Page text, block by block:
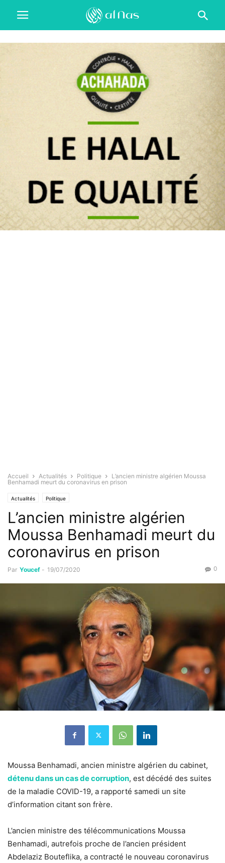
Accueil Actualités Politique
L’ancien ministre algérien Moussa
Benhamadi meurt du coronavirus en prison
Actualités Politique
L’ancien ministre algérien
Moussa Benhamadi meurt du
coronavirus en prison
Par Youcef - 19/07/2020 0
Moussa Benhamadi, ancien ministre algérien du cabinet,
détenu dans un cas de corruption, est décédé des suites
de la maladie COVID-19, a rapporté samedi un site
d’information citant son frère.
L’ancien ministre des télécommunications Moussa
Benhamadi, autrefois proche de l’ancien président
Abdelaziz Bouteflika, a contracté le nouveau coronavirus